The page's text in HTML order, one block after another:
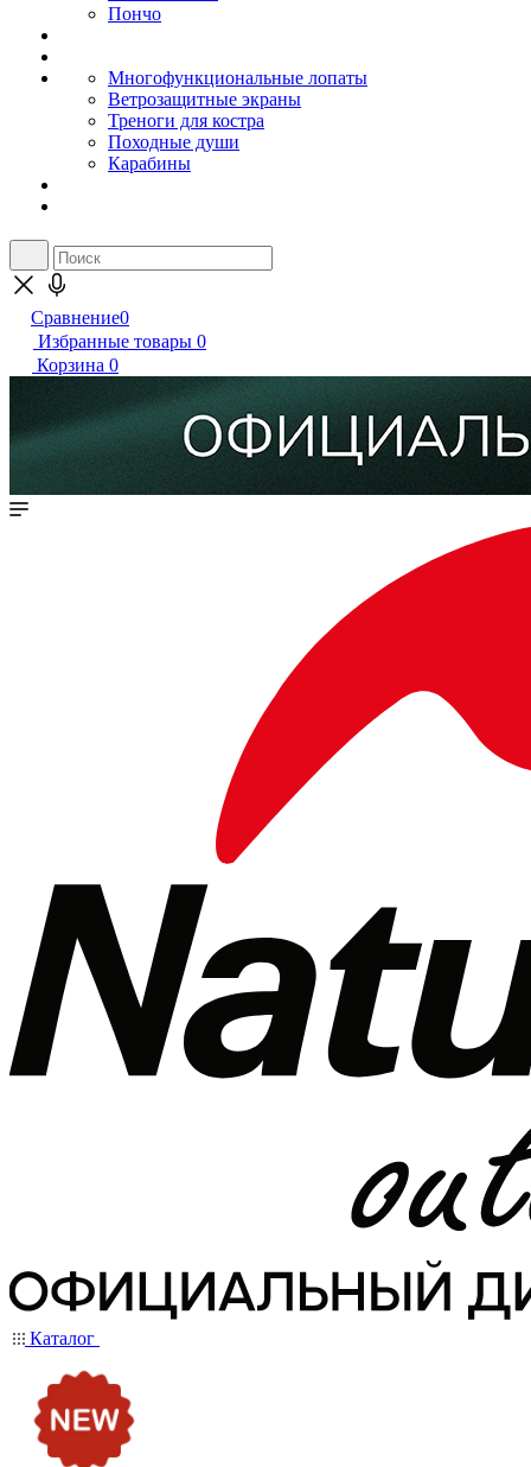
Пончо
Многофункциональные лопаты
Ветрозащитные экраны
Треноги для костра
Походные души
Карабины
Сравнение0
Избранные товары 0
Корзина 0
Каталог